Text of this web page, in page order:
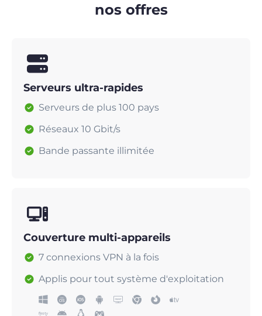
nos offres
Serveurs ultra-rapides
Serveurs de plus 100 pays
Réseaux 10 Gbit/s
Bande passante illimitée
Couverture multi-appareils
7 connexions VPN à la fois
Applis pour tout système d'exploitation